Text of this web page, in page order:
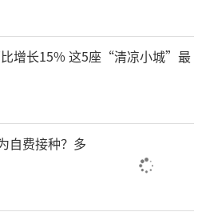
增长15% 这5座“清凉小城”最
自费接种？多